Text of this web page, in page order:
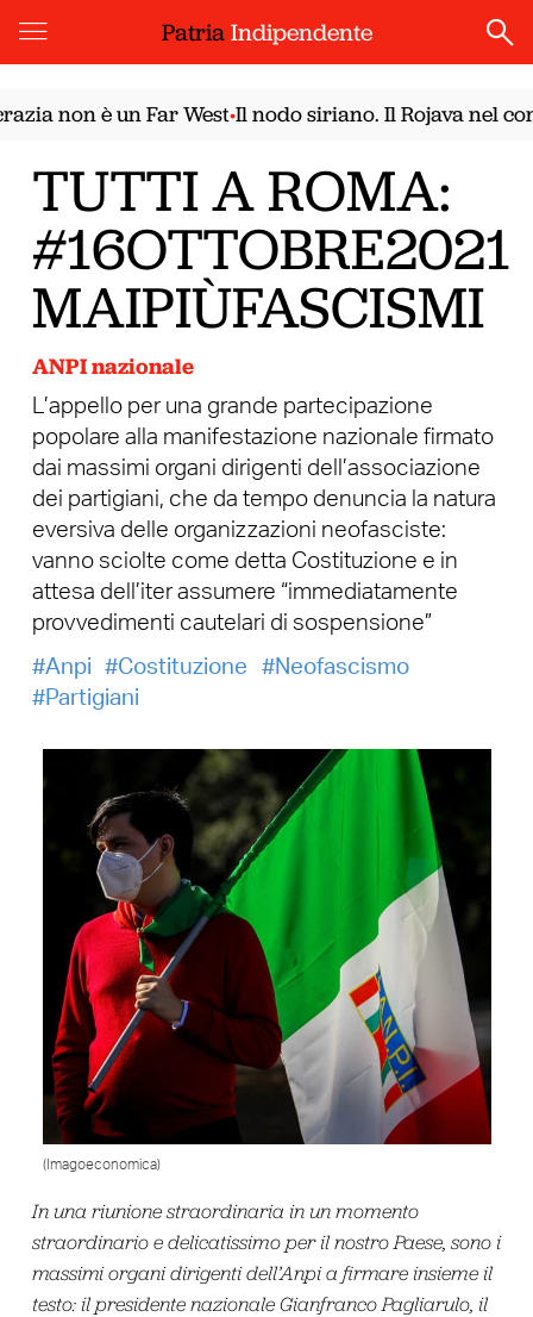
PatriaIndipendente
non è un Far West•Il nodo siriano. Il Rojava nel
TUTTI A ROMA:
#16OTTOBRE2021
MAIPIÙFASCISMI
ANPI nazionale
L’appello per una grande partecipazione
popolare alla manifestazione nazionale firmato
dai massimi organi dirigenti dell’associazione
dei partigiani, che da tempo denuncia la natura
eversiva delle organizzazioni neofasciste:
vanno sciolte come detta Costituzione e in
attesa dell’iter assumere “immediatamente
provvedimenti cautelari di sospensione”
Anpi
Costituzione
Neofascismo
Partigiani
(Imagoeconomica)
In una riunione straordinaria in un momento
straordinario e delicatissimo per il nostro Paese, sono i
massimi organi dirigenti dell’Anpi a firmare insieme il
testo: il presidente nazionale Gianfranco Pagliarulo, il